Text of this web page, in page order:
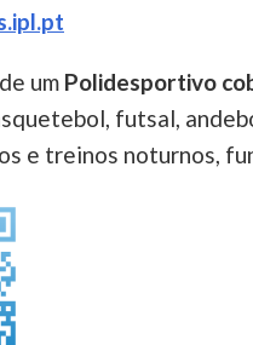
um Polidesportivo
futsal,
e treinos noturnos,